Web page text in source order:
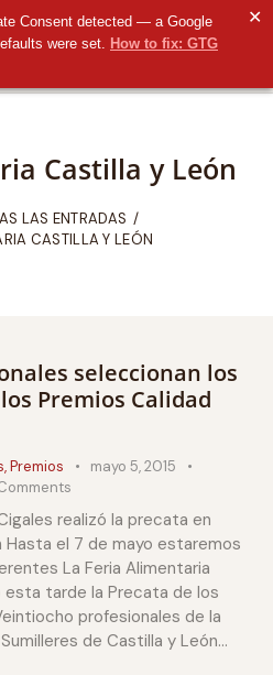
Consent detected — a Google
were set. How to fix: GTG
✕
Castilla y León
LAS ENTRADAS
CASTILLA Y LEÓN
seleccionan los
Premios Calidad
,Premios
mayo 5, 2015
realizó la precata en
Hasta el 7 de mayo estaremos
La Feria Alimentaria
esta tarde la Precata de los
profesionales de la
de Castilla y León…